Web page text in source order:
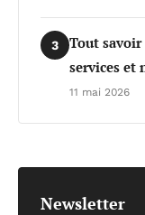
3
Tout savoir
services et
11 mai 2026
Newsletter